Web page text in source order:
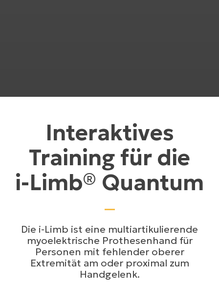
Interaktives
Training für die
i-Limb® Quantum
Die i-Limb ist eine multiartikulierende
myoelektrische Prothesenhand für
Personen mit fehlender oberer
Extremität am oder proximal zum
Handgelenk.​